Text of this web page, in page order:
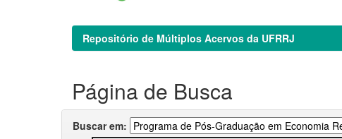
Repositório de Múltiplos Acervos da UFRRJ
Página de Busca
Buscar em: